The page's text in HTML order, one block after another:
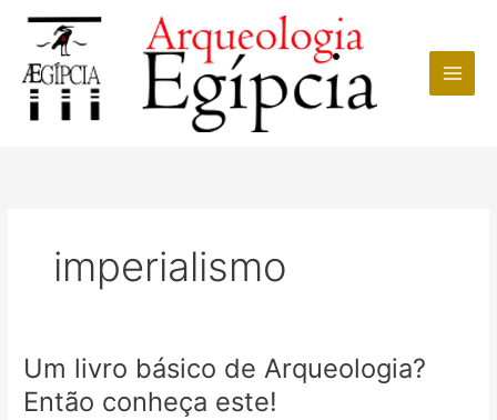
conteúdo
imperialismo
Um livro básico de Arqueologia?
Então conheça este!